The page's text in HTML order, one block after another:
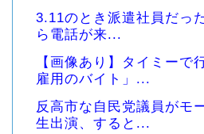
3.11のとき派遣社員だっ
ら電話が来...
【画像あり】タイミーで
雇用のバイト」...
反高市な自民党議員がモ
生出演、すると...